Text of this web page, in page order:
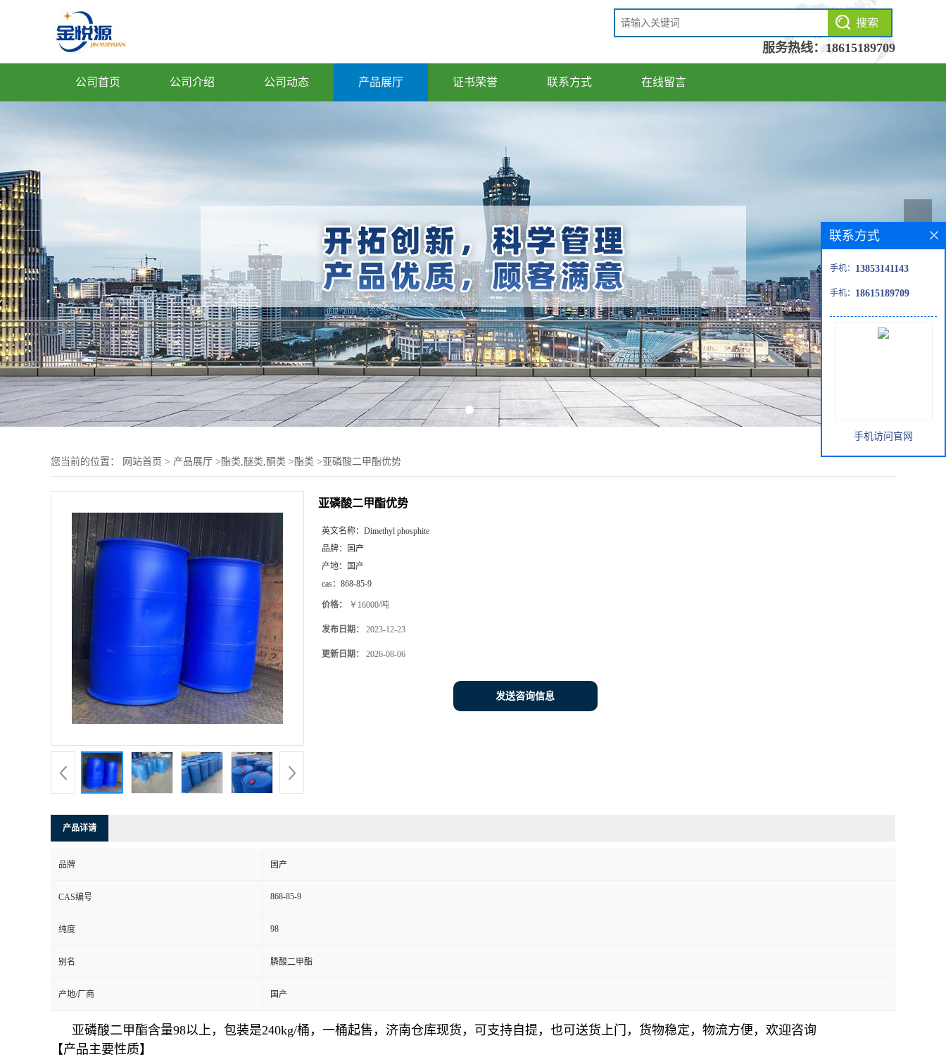
服务热线：18615189709
公司首页 公司介绍 公司动态 产品展厅 证书荣誉 联系方式 在线留言
您当前的位置： 网站首页 > 产品展厅 >酯类,醚类,酮类 >酯类 >亚磷酸二甲酯优势
亚磷酸二甲酯优势
英文名称： Dimethyl phosphite
品牌：
国产
产地：
国产
cas： 868-85-9
价格： ￥16000/吨
发布日期： 2023-12-23
更新日期： 2026-08-06
发送咨询信息
产品详请
品牌 国产
CAS编号 868-85-9
纯度 98
别名 膦酸二甲酯
产地/厂商 国产
亚磷酸二甲酯含量98以上，包装是240kg/桶，一桶起售，济南仓库现货，可支持自提，也可送货上门，货物稳定，物流方便，欢迎咨询
【产品主要性质】
联系方式
手机： 13853141143
手机： 18615189709
手机访问官网